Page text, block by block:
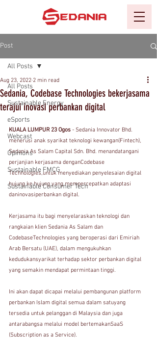
Post
All Posts
Sustainable Energy
eSports
Webcast
Opinions
Sustainable FMCG
Sustainable Consumer Tech
All Posts
Sedania, Codebase Technologies bekerjasama
terajui inovasi perbankan digital
Aug 23, 2022 2 min read
KUALA LUMPUR 23 Ogos - Sedania Innovator Bhd.
menerusi anak syarikat teknologi kewangan(Fintech),
Sedania As Salam Capital Sdn. Bhd. menandatangani
perjanjian kerjasama denganCodebase
Technologies,untuk menyediakan penyelesaian digital
hujung ke hujung yang mempercepatkan adaptasi
daninovasiperbankan digital.
Kerjasama itu bagi menyelaraskan teknologi dan
rangkaian klien Sedania As Salam dan
CodebaseTechnologies yang beroperasi dari Emiriah
Arab Bersatu (UAE), dalam mengukuhkan
kedudukansyarikat terhadap sektor perbankan digital
yang semakin mendapat permintaan tinggi.
Ini akan dapat dicapai melalui pembangunan platform
perbankan Islam digital semua dalam satuyang
tersedia untuk pelanggan di Malaysia dan juga
antarabangsa melalui model bertemakanSaaS
(Subscription as a Service).